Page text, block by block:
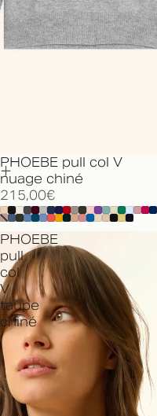
PHOEBE pull col V
nuage chiné
215,00€
PHOEBE
pull
col
V
taupe
chiné